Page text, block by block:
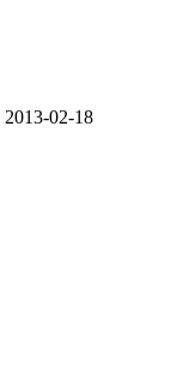
2013-02-18